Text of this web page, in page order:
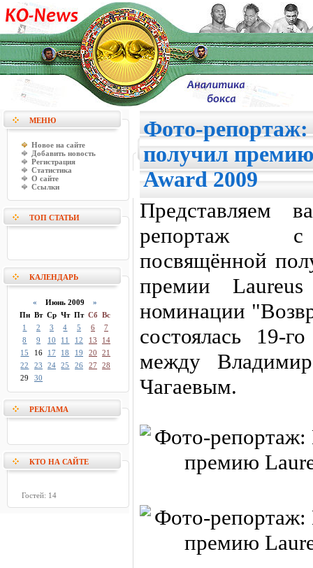
МЕНЮ
Новое на сайте
Добавить новость
Регистрация
Статистика
О сайте
Ссылки
ТОП СТАТЬИ
КАЛЕНДАРЬ
« Июнь 2009 »
Пн Вт Ср Чт Пт Сб Вс
1
2 3 4 5 6
7
8
9 10 11 12 13
14
15
16 17 18 19 20
21
22
23 24 25 26 27
28
29
30
РЕКЛАМА
КТО НА САЙТЕ
Гостей: 14
Фото-
получил
Award 2009
Представляем
репортаж с
посвящённой
премии
номинации
состоялась 19-
между
Чагаевым.